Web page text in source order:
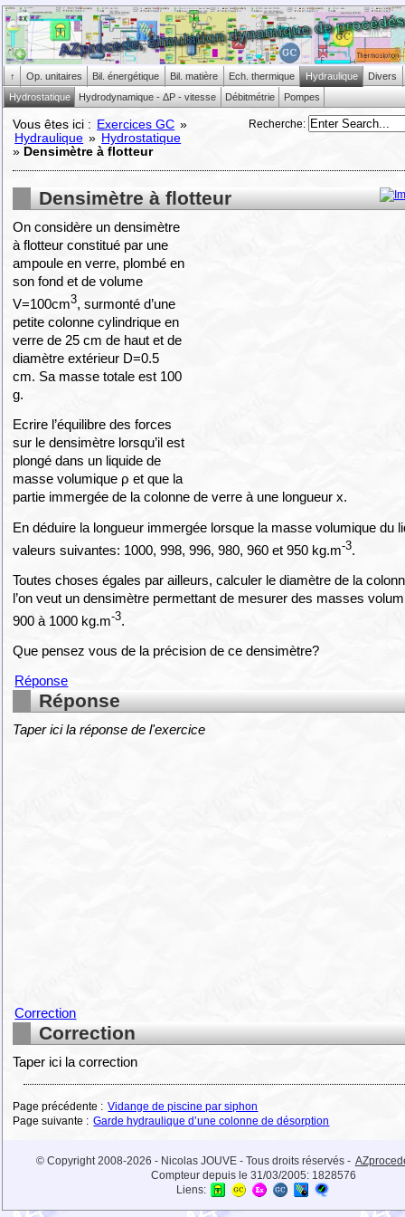
↑ Op. unitaires Bil. énergétique Bil. matière Ech. thermique Hydraulique
Divers
Hydrostatique
Hydrodynamique - ΔP - vitesse Débitmétrie Pompes
Recherche:
Vous êtes ici : Exercices GC »
Hydraulique » Hydrostatique
» Densimètre à flotteur
Densimètre à flotteur
On considère un densimètre
à flotteur constitué par une
ampoule en verre, plombé en
son fond et de volume
V=100cm3, surmonté d’une
petite colonne cylindrique en
verre de 25 cm de haut et de
diamètre extérieur D=0.5
cm. Sa masse totale est 100
g.
Ecrire l’équilibre des forces
sur le densimètre lorsqu’il est
plongé dans un liquide de
masse volumique ρ et que la
partie immergée de la colonne de verre à une longueur x.
En déduire la longueur immergée lorsque la masse volumique du
valeurs suivantes: 1000, 998, 996, 980, 960 et 950 kg.m-3.
Toutes choses égales par ailleurs, calculer le diamètre de la
l’on veut un densimètre permettant de mesurer des masses
900 à 1000 kg.m-3.
Que pensez vous de la précision de ce densimètre?
Réponse
Réponse
Taper ici la réponse de l'exercice
Correction
Correction
Taper ici la correction
Page précédente : Vidange de piscine par siphon
Page suivante : Garde hydraulique d’une colonne de désorption
© Copyright 2008-2026 - Nicolas JOUVE - Tous droits réservés -
Compteur depuis le 31/03/2005: 1828576
Liens: